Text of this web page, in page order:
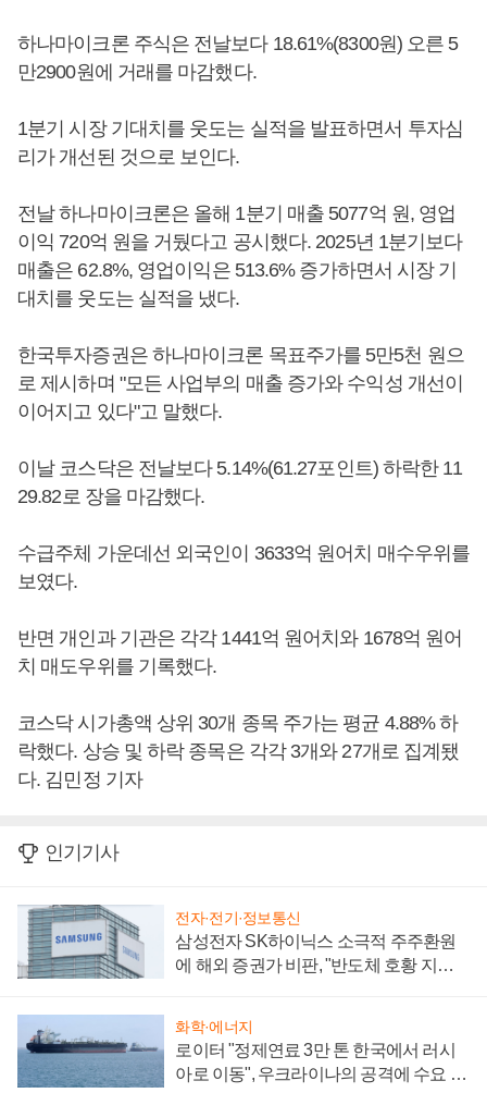
하나마이크론 주식은 전날보다 18.61%(8300원) 오른 5
만2900원에 거래를 마감했다.
1분기 시장 기대치를 웃도는 실적을 발표하면서 투자심
리가 개선된 것으로 보인다.
전날 하나마이크론은 올해 1분기 매출 5077억 원, 영업
이익 720억 원을 거뒀다고 공시했다. 2025년 1분기보다
매출은 62.8%, 영업이익은 513.6% 증가하면서 시장 기
대치를 웃도는 실적을 냈다.
한국투자증권은 하나마이크론 목표주가를 5만5천 원으
로 제시하며 "모든 사업부의 매출 증가와 수익성 개선이
이어지고 있다"고 말했다.
이날 코스닥은 전날보다 5.14%(61.27포인트) 하락한 11
29.82로 장을 마감했다.
수급주체 가운데선 외국인이 3633억 원어치 매수우위를
보였다.
반면 개인과 기관은 각각 1441억 원어치와 1678억 원어
치 매도우위를 기록했다.
코스닥 시가총액 상위 30개 종목 주가는 평균 4.88% 하
락했다. 상승 및 하락 종목은 각각 3개와 27개로 집계됐
다. 김민정 기자
인기기사
전자·전기·정보통신
삼성전자 SK하이닉스 소극적 주주환원
에 해외 증권가 비판, "반도체 호황 지속
화학·에너지
로이터 "정제연료 3만 톤 한국에서 러시
아로 이동", 우크라이나의 공격에 수요 늘